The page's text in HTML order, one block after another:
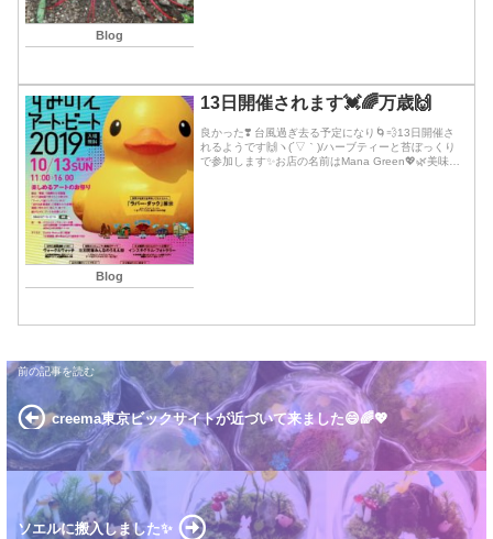
Blog
Blog
13日開催されます💓🌈万歳🙌
良かった❣️ 台風過ぎ去る予定になり🌀💨13日開催さ
れるようです🙌ヽ(´▽｀)/ハーブティーと苔ぼっくり
で参加します✨お店の名前はMana Green💖🌿美味し
creema東京ビックサイトが近づいて来ました😄🌈💖
ソエルに搬入しました✨